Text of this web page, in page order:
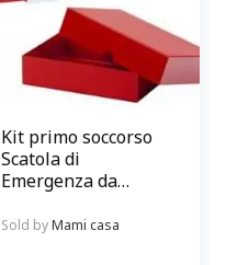
Kit primo soccorso
Scatola di
Emergenza da
bianca
Sold byMami casa